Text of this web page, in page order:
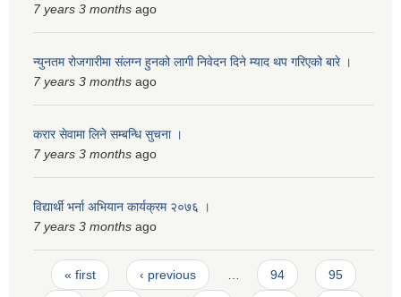
7 years 3 months ago
न्युनतम रोजगारीमा संलग्न हुनको लागी निवेदन दिने म्याद थप गरिएको बारे ।
7 years 3 months ago
करार सेवामा लिने सम्बन्धि सुचना ।
7 years 3 months ago
विद्यार्थी भर्ना अभियान कार्यक्रम २०७६ ।
7 years 3 months ago
Pages
« first ‹ previous … 94 95